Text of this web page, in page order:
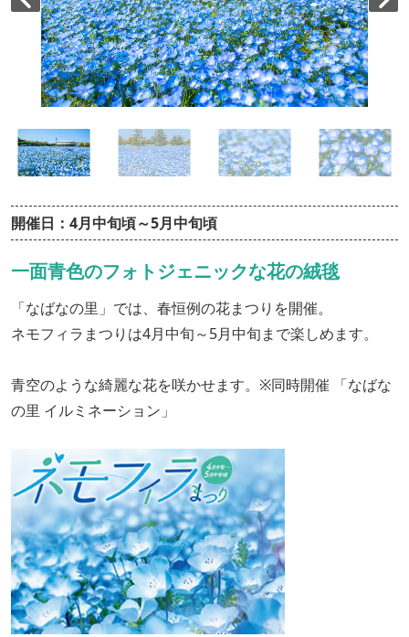
開催日：4月中旬頃～5月中旬頃
一面青色のフォトジェニックな花の絨毯
「なばなの里」では、春恒例の花まつりを開催。
ネモフィラまつりは4月中旬～5月中旬まで楽しめます。
青空のような綺麗な花を咲かせます。※同時開催 「なばな
の里 イルミネーション」